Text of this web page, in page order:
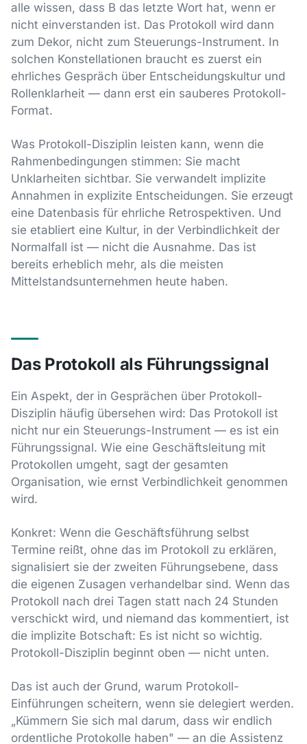
alle wissen, dass B das letzte Wort hat, wenn er
nicht einverstanden ist. Das Protokoll wird dann
zum Dekor, nicht zum Steuerungs-Instrument. In
solchen Konstellationen braucht es zuerst ein
ehrliches Gespräch über Entscheidungskultur und
Rollenklarheit — dann erst ein sauberes Protokoll-
Format.
Was Protokoll-Disziplin leisten kann, wenn die
Rahmenbedingungen stimmen: Sie macht
Unklarheiten sichtbar. Sie verwandelt implizite
Annahmen in explizite Entscheidungen. Sie erzeugt
eine Datenbasis für ehrliche Retrospektiven. Und
sie etabliert eine Kultur, in der Verbindlichkeit der
Normalfall ist — nicht die Ausnahme. Das ist
bereits erheblich mehr, als die meisten
Mittelstandsunternehmen heute haben.
Das Protokoll als Führungssignal
Ein Aspekt, der in Gesprächen über Protokoll-
Disziplin häufig übersehen wird: Das Protokoll ist
nicht nur ein Steuerungs-Instrument — es ist ein
Führungssignal. Wie eine Geschäftsleitung mit
Protokollen umgeht, sagt der gesamten
Organisation, wie ernst Verbindlichkeit genommen
wird.
Konkret: Wenn die Geschäftsführung selbst
Termine reißt, ohne das im Protokoll zu erklären,
signalisiert sie der zweiten Führungsebene, dass
die eigenen Zusagen verhandelbar sind. Wenn das
Protokoll nach drei Tagen statt nach 24 Stunden
verschickt wird, und niemand das kommentiert, ist
die implizite Botschaft: Es ist nicht so wichtig.
Protokoll-Disziplin beginnt oben — nicht unten.
Das ist auch der Grund, warum Protokoll-
Einführungen scheitern, wenn sie delegiert werden.
„Kümmern Sie sich mal darum, dass wir endlich
ordentliche Protokolle haben" — an die Assistenz